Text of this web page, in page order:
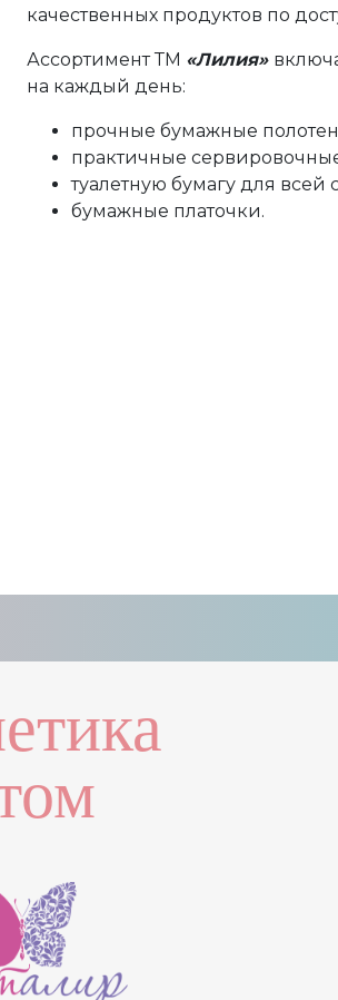
качественных продуктов по
Ассортимент ТМ «Лилия»
на каждый день:
прочные бумажные
практичные
туалетную бумагу для всей
бумажные платочки.